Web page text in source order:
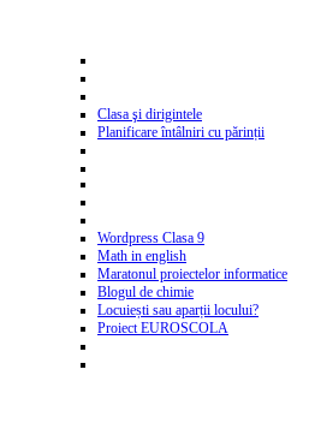
Clasa şi dirigintele
Planificare întâlniri cu părinții
Wordpress Clasa 9
Math in english
Maratonul proiectelor informatice
Blogul de chimie
Locuiești sau aparții locului?
Proiect EUROSCOLA